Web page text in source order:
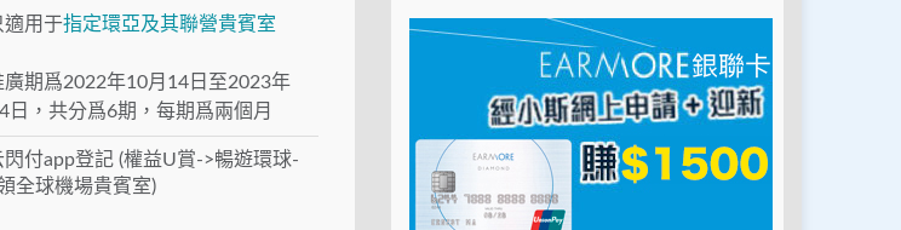
適用于指定環亞及其聯營貴賓室
廣期爲2022年10月14日至2023年
日，共分爲6期，每期爲兩個月
閃付app登記 (權益U賞->暢遊環球-
全球機場貴賓室)